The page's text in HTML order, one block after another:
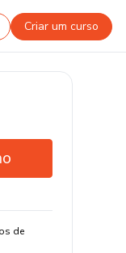
Criar um curso
de